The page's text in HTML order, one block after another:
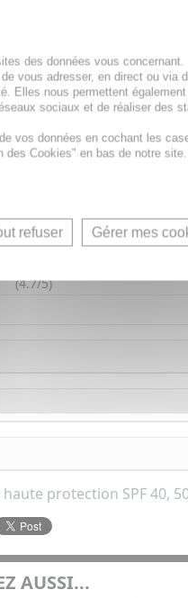
- KA
solaire SPF50+ 80ml
+
200ml
médical prévenant
actiniques et
Duo
visage
lumière
(4.7/5)
protection SPF 40,
AUSSI...
des données vous concernant.
vous adresser, en direct ou via
Elles nous permettent
sociaux et de réaliser des
vos données en cochant les
Cookies" en bas de notre site.
refuser Gérer mes